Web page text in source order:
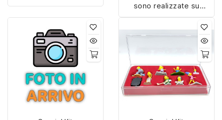
misura con materiali di
alta qualità, hanno un
interno sagomato in
vellutino rosso e offrono
soluzioni eleganti e
pratiche per organizzare
e mostrare la tua
collezione di sorpresine.
sono realizzate su
misura con materiali di
alta qualità, hanno un
interno sagomato in
vellutino rosso e offrono
soluzioni eleganti e
pratiche per organizzare
e mostrare la tua